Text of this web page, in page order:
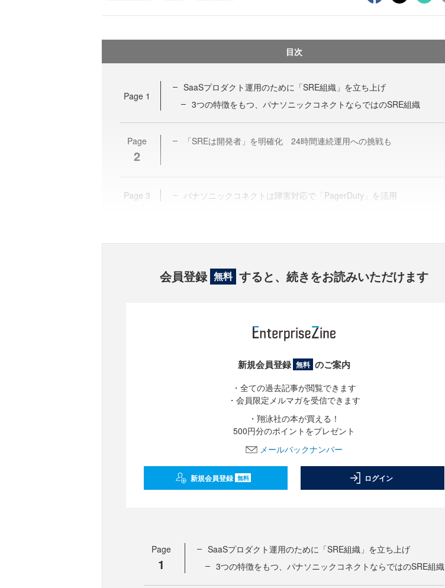
目次
Page 1
SaaSプロダクト運用のために「SRE組織」を立ち上げ
3つの特徴をもつ、パナソニックコネクトならではのSRE組織
Page
2
「SREは開発者」を明確化 24時間連続運用への挑戦も
Page 3 パナソニックコネクトは障害対応で「PagerDuty」を活用
会員登録 無料 すると、続きをお読みいただけます
新規会員登録 無料 のご案内
・全ての過去記事が閲覧できます
・会員限定メルマガを受信できます
・翔泳社の本が買える！
500円分のポイントをプレゼント
メールバックナンバー
新規会員登録 無料 ログイン
Page
1
SaaSプロダクト運用のために「SRE組織」を立ち上げ
3つの特徴をもつ、パナソニックコネクトならではのSRE組織